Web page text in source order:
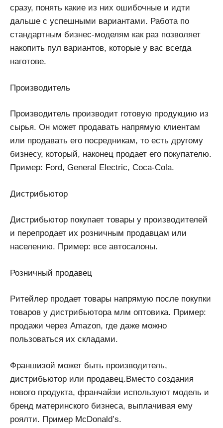
сразу, понять какие из них ошибочные и идти
дальше с успешными вариантами. Работа по
стандартным бизнес-моделям как раз позволяет
накопить пул вариантов, которые у вас всегда
наготове.
Производитель
Производитель производит готовую продукцию из
сырья. Он может продавать напрямую клиентам
или продавать его посредникам, то есть другому
бизнесу, который, наконец продает его покупателю.
Пример: Ford, General Electric, Coca-Cola.
Дистрибьютор
Дистрибьютор покупает товары у производителей
и перепродает их розничным продавцам или
населению. Пример: все автосалоны.
Розничный продавец
Ритейлер продает товары напрямую после покупки
товаров у дистрибьютора млм оптовика. Пример:
продажи через Amazon, где даже можно
пользоваться их складами.
Франшизой может быть производитель,
дистрибьютор или продавец.Вместо создания
нового продукта, франчайзи используют модель и
бренд материнского бизнеса, выплачивая ему
роялти. Пример McDonald’s.